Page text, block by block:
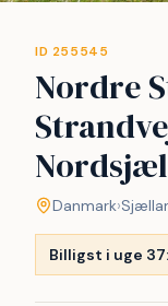
ID 255545
Nordre
Danmark›
Billigst i uge 37: